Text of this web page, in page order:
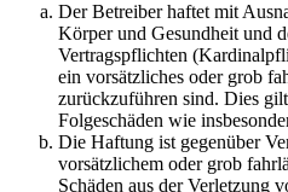
Der Betreiber haftet mit
Körper und Gesundheit und
Vertragspflichten
ein vorsätzliches oder grob
zurückzuführen sind. Dies
Folgeschäden wie
Die Haftung ist gegenüber
vorsätzlichem oder grob
Schäden aus der Verletzung